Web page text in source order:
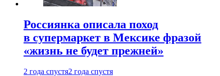
Россиянка описала поход
в супермаркет в Мексике фразой
«жизнь не будет прежней»
2 года спустя2 года спустя